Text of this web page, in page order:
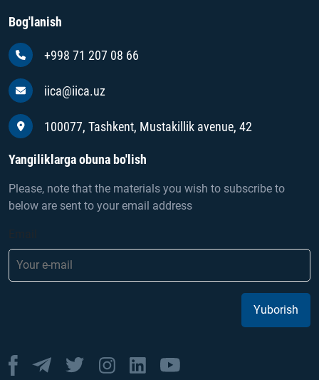
Bog'lanish
+998 71 207 08 66
iica@iica.uz
100077, Tashkent, Mustakillik avenue, 42
Yangiliklarga obuna bo'lish
Please, note that the materials you wish to subscribe to
below are sent to your email address
Yuborish